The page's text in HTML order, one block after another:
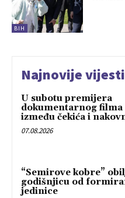
BIH
Najnovije vijesti
U subotu premijera
dokumentarnog filma
između čekića i
07.08.2026
“Semirove kobre”
godišnjicu od
jedinice